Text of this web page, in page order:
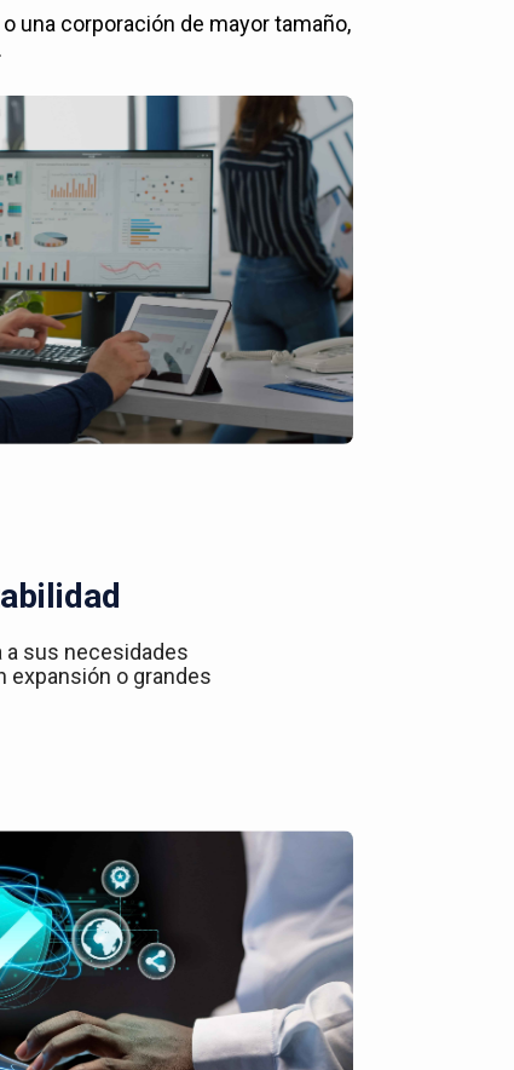
una corporación de mayor tamaño,
a sus necesidades
expansión o grandes